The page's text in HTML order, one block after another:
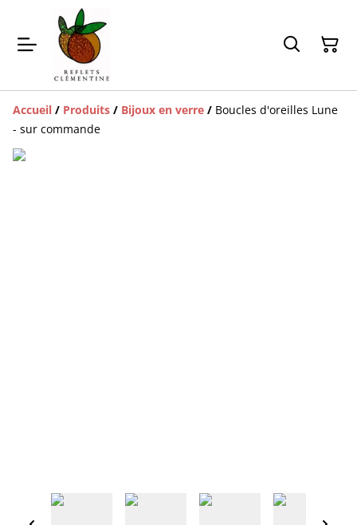
Accueil / Produits / Bijoux en verre / Boucles d'oreilles Lune
- sur commande